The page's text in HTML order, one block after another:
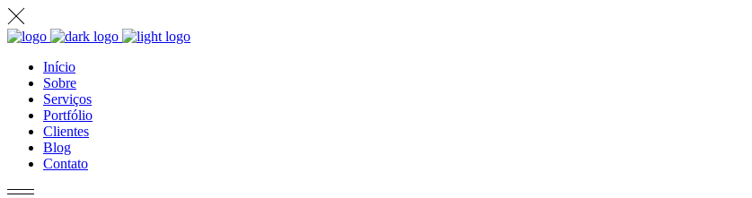
Início
Sobre
Serviços
Portfólio
Clientes
Blog
Contato